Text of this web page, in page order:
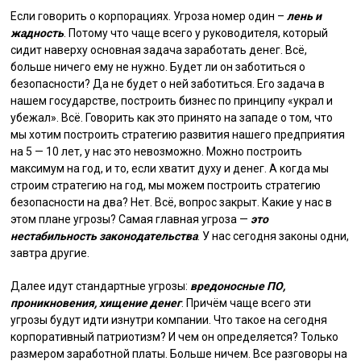
Если говорить о корпорациях. Угроза номер один –лень и
жадность. Потому что чаще всего у руководителя, который
сидит наверху основная задача заработать денег. Всё,
больше ничего ему не нужно. Будет ли он заботиться о
безопасности? Да не будет о ней заботиться. Его задача в
нашем государстве, построить бизнес по принципу «украл и
убежал». Всё. Говорить как это принято на западе о том, что
мы хотим построить стратегию развития нашего предприятия
на 5 — 10 лет, у нас это невозможно. Можно построить
максимум на год, и то, если хватит духу и денег. А когда мы
строим стратегию на год, мы можем построить стратегию
безопасности на два? Нет. Всё, вопрос закрыт. Какие у нас в
этом плане угрозы? Самая главная угроза — это
нестабильность законодательства. У нас сегодня законы одни,
завтра другие.
Далее идут стандартные угрозы: вредоносные ПО,
проникновения, хищение денег. Причём чаще всего эти
угрозы будут идти изнутри компании. Что такое на сегодня
корпоративный патриотизм? И чем он определяется? Только
размером заработной платы. Больше ничем. Все разговоры на